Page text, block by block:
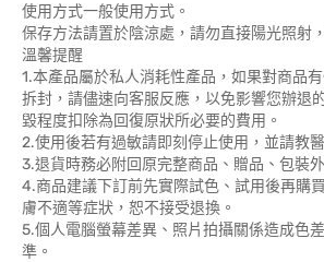
使用方式一般使用方式。
保存方法請置於陰涼處，請勿直接陽光照射
溫馨提醒
1.本產品屬於私人消耗性產品，如果對商品
拆封，請儘速向客服反應，以免影響您辦退
毀程度扣除為回復原狀所必要的費用。
2.使用後若有過敏請即刻停止使用，並請教醫
3.退貨時務必附回原完整商品、贈品、包裝
4.商品建議下訂前先實際試色、試用後再購
膚不適等症狀，恕不接受退換。
5.個人電腦螢幕差異、照片拍攝關係造成色
準。